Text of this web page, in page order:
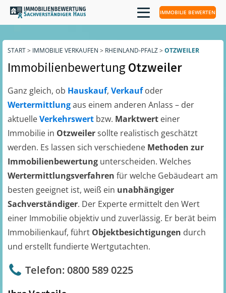
IMMOBILIE BEWERTEN
START> IMMOBILIE VERKAUFEN > RHEINLAND-PFALZ> OTZWEILER
ImmobilienbewertungOtzweiler
Ganz gleich, ob Hauskauf, Verkaufoder
Wertermittlungaus einem anderen Anlass – der
aktuelleVerkehrswert bzw. Marktwert einer
Immobilie in Otzweilersollte realistisch geschätzt
werden. Es lassen sich verschiedene Methoden zur
Immobilienbewertung unterscheiden. Welches
Wertermittlungsverfahren für welche Gebäudeart am
besten geeignet ist, weiß ein unabhängiger
Sachverständiger. Der Experte ermittelt den Wert
einer Immobilie objektiv und zuverlässig. Er berät beim
Immobilienkauf, führt Objektbesichtigungen durch
und erstellt fundierte Wertgutachten.
Telefon: 0800 589 0225